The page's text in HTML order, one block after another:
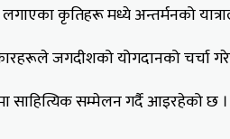
कृतिहरू मध्ये अन्तर्मनको
जगदीशको योगदानको चर्चा
साहित्यिक सम्मेलन गर्दै आइरहेको छ ।